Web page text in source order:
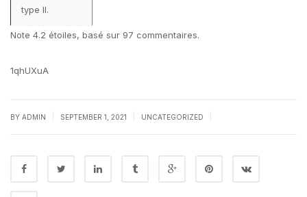
type II.
Note 4.2 étoiles, basé sur 97 commentaires.
1qhUXuA
BY ADMIN SEPTEMBER 1, 2021 UNCATEGORIZED